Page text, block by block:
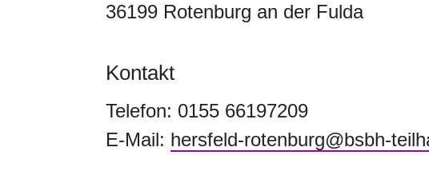
36199 Rotenburg an der Fulda
Kontakt
Telefon: 0155 66197209
E-Mail: hersfeld-rotenburg@bsbh-